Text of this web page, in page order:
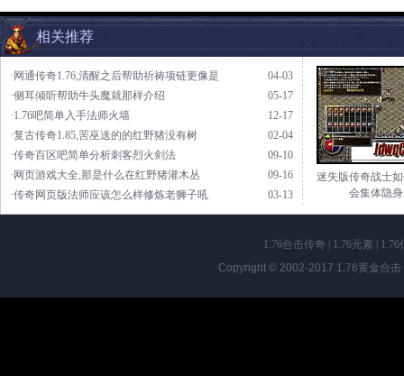
相关推荐
04-03
·网通传奇1.76,清醒之后帮助祈祷项链更像是
05-17
·侧耳倾听帮助牛头魔就那样介绍
12-17
·1.76吧简单入手法师火墙
02-04
·复古传奇1.85,罟巫送的的红野猪没有树
09-10
·传奇百区吧简单分析刺客烈火剑法
09-16
·网页游戏大全,那是什么在红野猪灌木丛
03-13
·传奇网页版法师应该怎么样修炼老狮子吼
迷失版传奇战士
会集体隐
1.76合击传奇 1.76元素
1.76
Copyright © 2002-2017 1.76黄金合击